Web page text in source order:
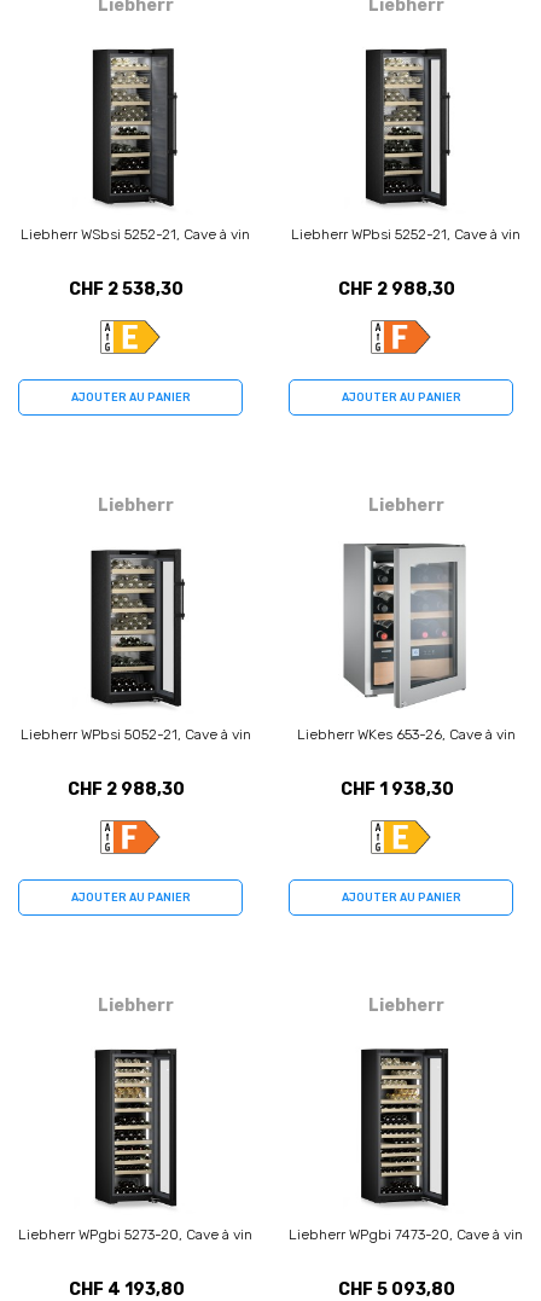
Liebherr
Liebherr WSbsi 5252-21, Cave à vin
CHF 2 538,30
AJOUTER AU PANIER
Liebherr
Liebherr WPbsi 5252-21, Cave à vin
CHF 2 988,30
AJOUTER AU PANIER
Liebherr
Liebherr WPbsi 5052-21, Cave à vin
CHF 2 988,30
AJOUTER AU PANIER
Liebherr
Liebherr WKes 653-26, Cave à vin
CHF 1 938,30
AJOUTER AU PANIER
Liebherr
Liebherr WPgbi 5273-20, Cave à vin
CHF 4 193,80
Liebherr
Liebherr WPgbi 7473-20, Cave à vin
CHF 5 093,80